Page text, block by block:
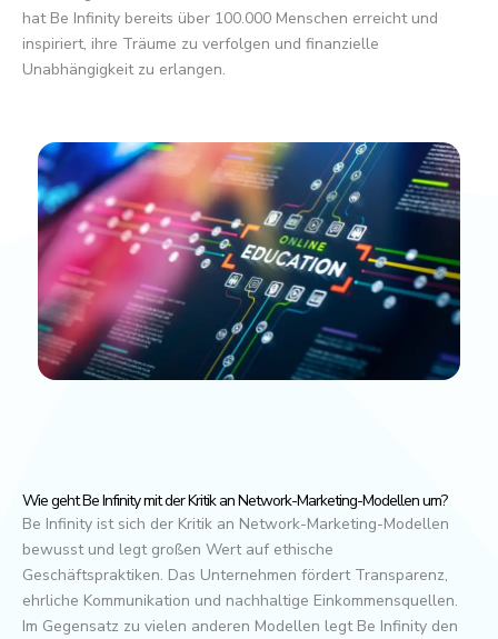
hat Be Infinity bereits über 100.000 Menschen erreicht und
inspiriert, ihre Träume zu verfolgen und finanzielle
Unabhängigkeit zu erlangen.
Wie geht Be Infinity mit der Kritik an Network-Marketing-Modellen um?
Be Infinity ist sich der Kritik an Network-Marketing-Modellen
bewusst und legt großen Wert auf ethische
Geschäftspraktiken. Das Unternehmen fördert Transparenz,
ehrliche Kommunikation und nachhaltige Einkommensquellen.
Im Gegensatz zu vielen anderen Modellen legt Be Infinity den